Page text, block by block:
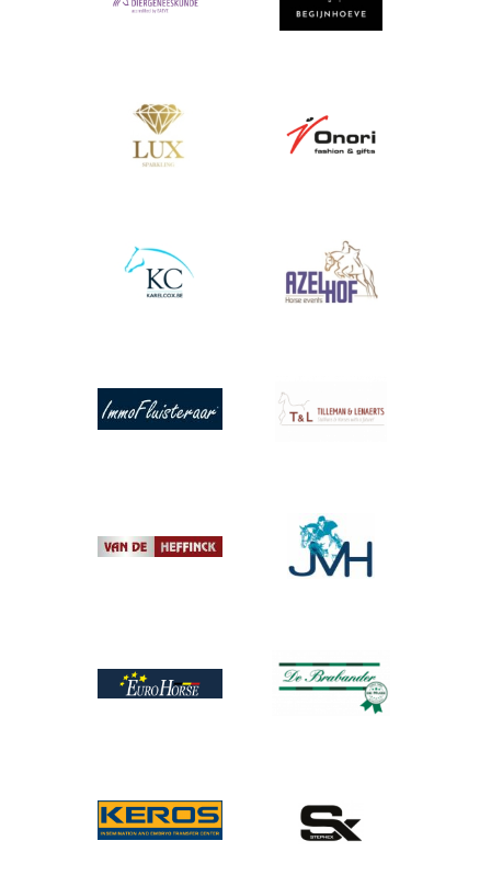
Afbeelding Afbeelding
Afbeelding Afbeelding
Afbeelding Afbeelding
Afbeelding
Afbeelding
Afbeelding
Afbeelding
Afbeelding
Afbeelding